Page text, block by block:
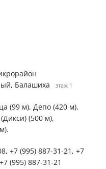
Балашиха
этаж 1
(99 м), Депо (420 м),
(500 м),
+7 (995) 887-31-21, +7
(995) 887-31-21